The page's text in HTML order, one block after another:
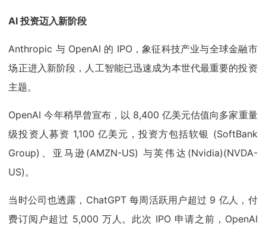
AI 投资迈入新阶段
Anthropic 与 OpenAI 的 IPO，象征科技产业与全球金融市
场正进入新阶段，人工智能已迅速成为本世代最重要的投资
主题。
OpenAI 今年稍早曾宣布，以 8,400 亿美元估值向多家重量
级投资人募资 1,100 亿美元，投资方包括软银 (SoftBank
Group)、亚马逊(AMZN-US) 与英伟达(Nvidia)(NVDA-
US)。
当时公司也透露，ChatGPT 每周活跃用户超过 9 亿人，付
费订阅户超过 5,000 万人。此次 IPO 申请之前，OpenAI